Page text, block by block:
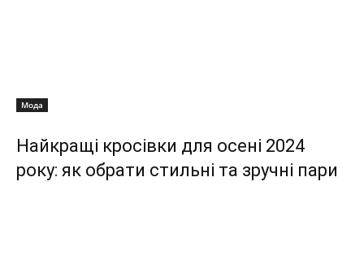
Мода
Найкращі кросівки для осені 2024
року: як обрати стильні та зручні пари